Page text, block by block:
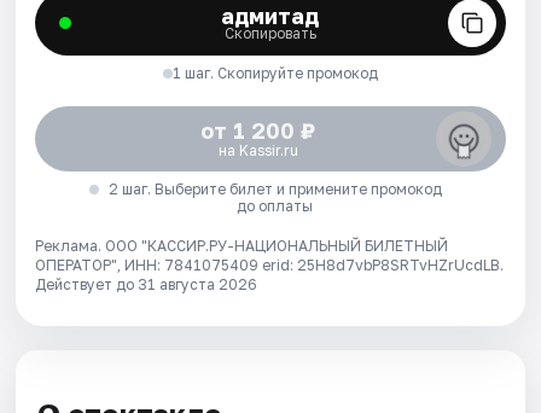
адмитад
Скопировать
1 шаг. Скопируйте промокод
от 1 200 ₽
на Kassir.ru
2 шаг. Выберите билет и примените промокод
до оплаты
Реклама. ООО "КАССИР.РУ-НАЦИОНАЛЬНЫЙ БИЛЕТНЫЙ
ОПЕРАТОР", ИНН: 7841075409 erid: 25H8d7vbP8SRTvHZrUcdLB.
Действует до 31 августа 2026